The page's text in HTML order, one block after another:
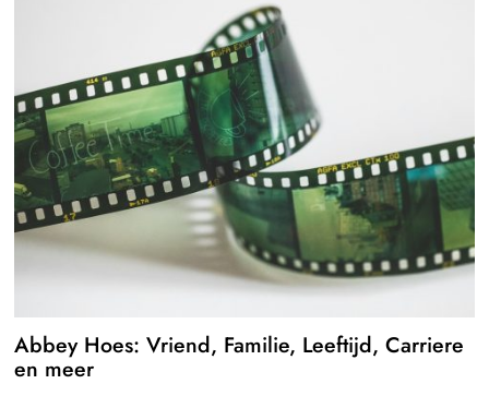
Abbey Hoes: Vriend, Familie, Leeftijd, Carriere
en meer